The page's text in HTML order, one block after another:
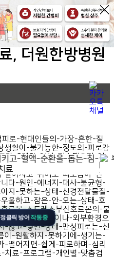
, 더원한방병원
클릭 방어 작동중